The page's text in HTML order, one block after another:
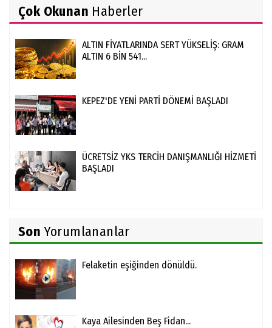
Çok Okunan Haberler
ALTIN FİYATLARINDA SERT YÜKSELİŞ: GRAM
ALTIN 6 BİN 541...
KEPEZ'DE YENİ PARTİ DÖNEMİ BAŞLADI
ÜCRETSİZ YKS TERCİH DANIŞMANLIĞI HİZMETİ
BAŞLADI
Son Yorumlananlar
Felaketin eşiğinden dönüldü.
Kaya Ailesinden Beş Fidan...